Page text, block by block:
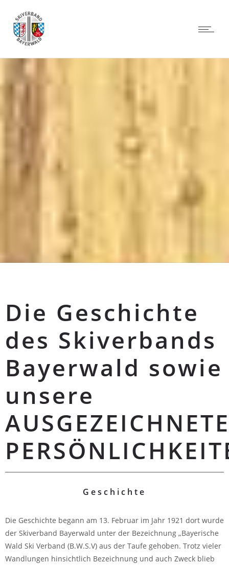
Die Geschichte
des Skiverbands
Bayerwald sowie
unsere
Geschichte
Die Geschichte begann am 13. Februar im Jahr 1921 dort wurde
der Skiverband Bayerwald unter der Bezeichnung „Bayerische
Wald Ski Verband (B.W.S.V) aus der Taufe gehoben. Trotz vieler
Wandlungen hinsichtlich Bezeichnung und auch Zweck blieb